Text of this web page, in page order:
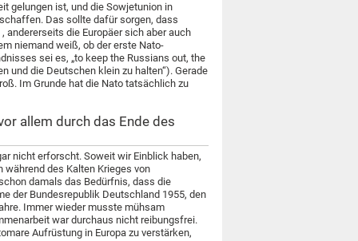
gelungen ist, und die Sowjetunion in
Das sollte dafür sorgen, dass
andererseits die Europäer sich aber auch
niemand weiß, ob der erste Nato-
sei es, „to keep the Russians out, the
und die Deutschen klein zu halten“). Gerade
Im Grunde hat die Nato tatsächlich zu
allem durch das Ende des
nicht erforscht. Soweit wir Einblick haben,
des Kalten Krieges von
damals das Bedürfnis, dass die
der Bundesrepublik Deutschland 1955, den
Immer wieder musste mühsam
war durchaus nicht reibungsfrei.
Aufrüstung in Europa zu verstärken,